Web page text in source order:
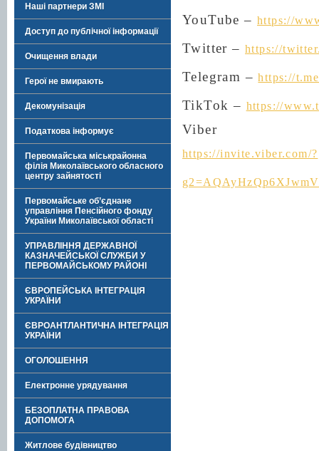
Наші партнери ЗМІ
Доступ до публічної інформації
Очищення влади
Герої не вмирають
Декомунізація
Податкова інформує
Первомайська міськрайонна
філія Миколаївського обласного
центру зайнятості
Первомайське об’єднане
управління Пенсійного фонду
України Миколаївської області
УПРАВЛІННЯ ДЕРЖАВНОЇ
КАЗНАЧЕЙСЬКОЇ СЛУЖБИ У
ПЕРВОМАЙСЬКОМУ РАЙОНІ
ЄВРОПЕЙСЬКА ІНТЕГРАЦІЯ
УКРАЇНИ
ЄВРОАНТЛАНТИЧНА ІНТЕГРАЦІЯ
УКРАЇНИ
ОГОЛОШЕННЯ
Електронне урядування
БЕЗОПЛАТНА ПРАВОВА
ДОПОМОГА
Житлове будівництво
YouTube – https://
Twitter – https://
Telegram –https://
TikTok – https://
Viber
https://invite.viber.com/?